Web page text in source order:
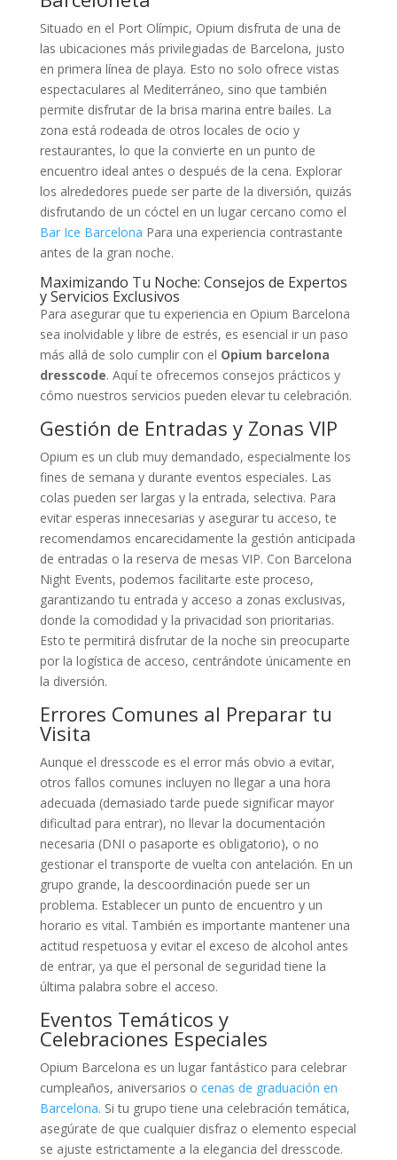
Situado en el Port Olímpic, Opium disfruta de una de
las ubicaciones más privilegiadas de Barcelona, justo
en primera línea de playa. Esto no solo ofrece vistas
espectaculares al Mediterráneo, sino que también
permite disfrutar de la brisa marina entre bailes. La
zona está rodeada de otros locales de ocio y
restaurantes, lo que la convierte en un punto de
encuentro ideal antes o después de la cena. Explorar
los alrededores puede ser parte de la diversión, quizás
disfrutando de un cóctel en un lugar cercano como el
Bar Ice Barcelona Para una experiencia contrastante
antes de la gran noche.
Maximizando Tu Noche: Consejos de Expertos
y Servicios Exclusivos
Para asegurar que tu experiencia en Opium Barcelona
sea inolvidable y libre de estrés, es esencial ir un paso
más allá de solo cumplir con el Opium barcelona
dresscode. Aquí te ofrecemos consejos prácticos y
cómo nuestros servicios pueden elevar tu celebración.
Gestión de Entradas y Zonas VIP
Opium es un club muy demandado, especialmente los
fines de semana y durante eventos especiales. Las
colas pueden ser largas y la entrada, selectiva. Para
evitar esperas innecesarias y asegurar tu acceso, te
recomendamos encarecidamente la gestión anticipada
de entradas o la reserva de mesas VIP. Con Barcelona
Night Events, podemos facilitarte este proceso,
garantizando tu entrada y acceso a zonas exclusivas,
donde la comodidad y la privacidad son prioritarias.
Esto te permitirá disfrutar de la noche sin preocuparte
por la logística de acceso, centrándote únicamente en
la diversión.
Errores Comunes al Preparar tu
Visita
Aunque el dresscode es el error más obvio a evitar,
otros fallos comunes incluyen no llegar a una hora
adecuada (demasiado tarde puede significar mayor
dificultad para entrar), no llevar la documentación
necesaria (DNI o pasaporte es obligatorio), o no
gestionar el transporte de vuelta con antelación. En un
grupo grande, la descoordinación puede ser un
problema. Establecer un punto de encuentro y un
horario es vital. También es importante mantener una
actitud respetuosa y evitar el exceso de alcohol antes
de entrar, ya que el personal de seguridad tiene la
última palabra sobre el acceso.
Eventos Temáticos y
Celebraciones Especiales
Opium Barcelona es un lugar fantástico para celebrar
cumpleaños, aniversarios o cenas de graduación en
Barcelona. Si tu grupo tiene una celebración temática,
asegúrate de que cualquier disfraz o elemento especial
se ajuste estrictamente a la elegancia del dresscode.